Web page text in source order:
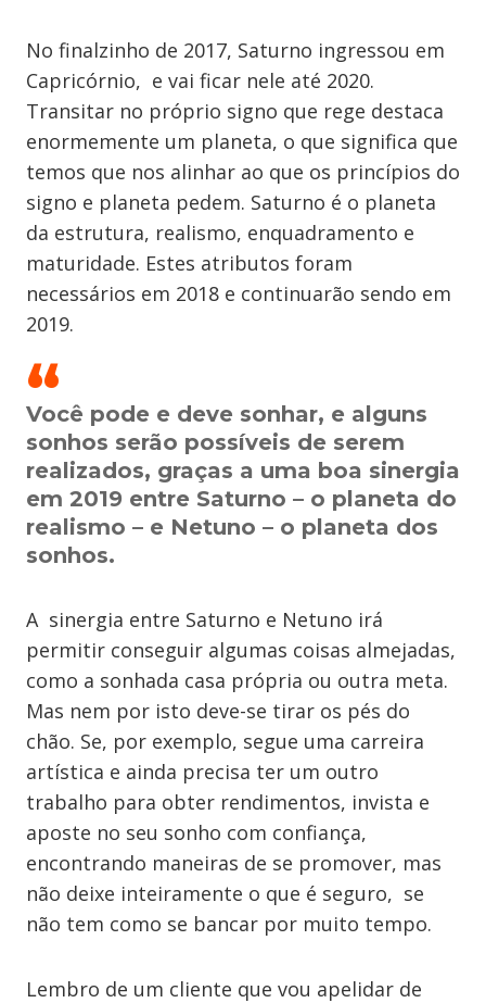
No finalzinho de 2017, Saturno ingressou em
Capricórnio, e vai ficar nele até 2020.
Transitar no próprio signo que rege destaca
enormemente um planeta, o que significa que
temos que nos alinhar ao que os princípios do
signo e planeta pedem. Saturno é o planeta
da estrutura, realismo, enquadramento e
maturidade. Estes atributos foram
necessários em 2018 e continuarão sendo em
2019.
Você pode e deve sonhar, e alguns
sonhos serão possíveis de serem
realizados, graças a uma boa sinergia
em 2019 entre Saturno – o planeta do
realismo – e Netuno – o planeta dos
sonhos.
A sinergia entre Saturno e Netuno irá
permitir conseguir algumas coisas almejadas,
como a sonhada casa própria ou outra meta.
Mas nem por isto deve-se tirar os pés do
chão. Se, por exemplo, segue uma carreira
artística e ainda precisa ter um outro
trabalho para obter rendimentos, invista e
aposte no seu sonho com confiança,
encontrando maneiras de se promover, mas
não deixe inteiramente o que é seguro, se
não tem como se bancar por muito tempo.
Lembro de um cliente que vou apelidar de